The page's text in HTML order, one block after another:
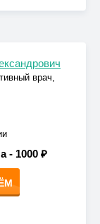
врач,
- 1000 ₽